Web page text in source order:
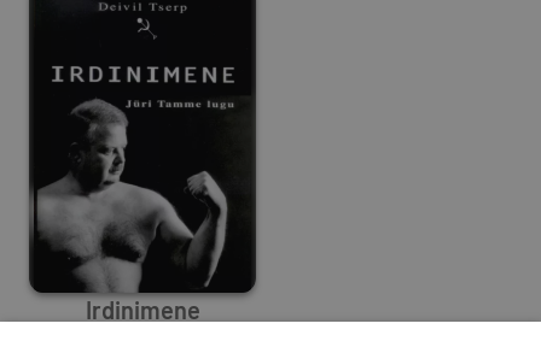
Irdinimene